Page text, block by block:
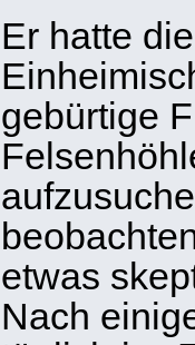
Er hatte
gebürtige
etwas
Nach